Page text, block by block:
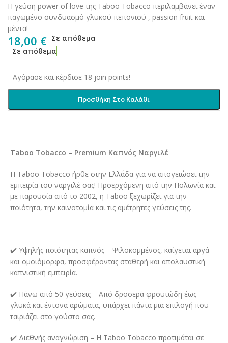
Η γεύση power of love της Taboo Tobacco περιλαμβάνει έναν
παγωμένο συνδυασμό γλυκού πεπονιού , passion fruit και
μέντα!
18,00 € Σε απόθεμα
Σε απόθεμα
Αγόρασε και κέρδισε 18 join points!
Προσθήκη Στο Καλάθι
Taboo Tobacco – Premium Καπνός Ναργιλέ
Η Taboo Tobacco ήρθε στην Ελλάδα για να απογειώσει την
εμπειρία του ναργιλέ σας! Προερχόμενη από την Πολωνία και
με παρουσία από το 2002, η Taboo ξεχωρίζει για την
ποιότητα, την καινοτομία και τις αμέτρητες γεύσεις της.
✔️ Υψηλής ποιότητας καπνός – Ψιλοκομμένος, καίγεται αργά
και ομοιόμορφα, προσφέροντας σταθερή και απολαυστική
καπνιστική εμπειρία.
✔️ Πάνω από 50 γεύσεις – Από δροσερά φρουτώδη έως
γλυκά και έντονα αρώματα, υπάρχει πάντα μια επιλογή που
ταιριάζει στο γούστο σας.
✔️ Διεθνής αναγνώριση – Η Taboo Tobacco προτιμάται σε